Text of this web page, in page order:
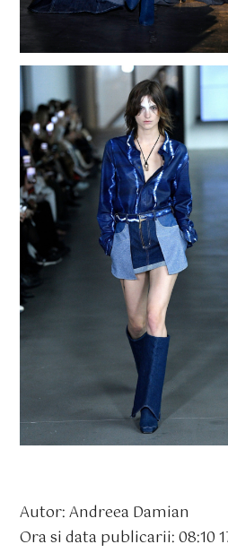
Autor: Andreea Damian
Ora si data publicarii: 08:10